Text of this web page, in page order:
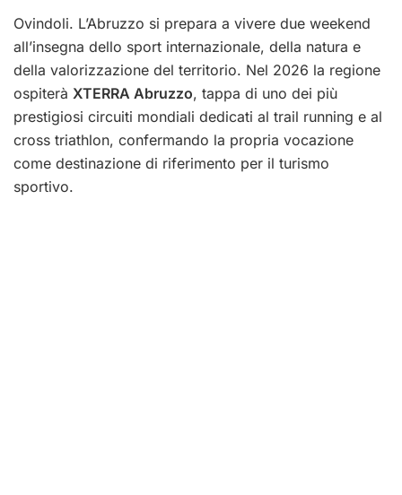
Ovindoli. L’Abruzzo si prepara a vivere due weekend
all’insegna dello sport internazionale, della natura e
della valorizzazione del territorio. Nel 2026 la regione
ospiterà XTERRA Abruzzo, tappa di uno dei più
prestigiosi circuiti mondiali dedicati al trail running e al
cross triathlon, confermando la propria vocazione
come destinazione di riferimento per il turismo
sportivo.